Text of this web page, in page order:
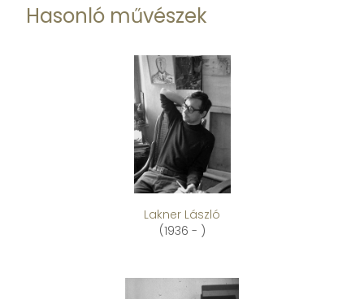
Hasonló művészek
Lakner László
(1936 - )